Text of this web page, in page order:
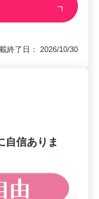
終了日： 2026/10/30
自信ありま